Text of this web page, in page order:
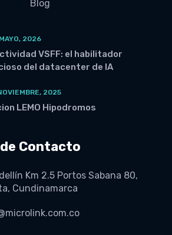
Blog
2026
VSFF: el habilitador
del datacenter de IA
2025
LEMO Hipodromos
Contacto
Km 2.5 Portos Sabana 80,
Cundinamarca